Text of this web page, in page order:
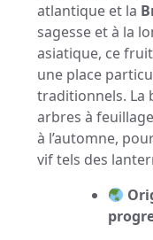
atlantique et la
sagesse et à la
asiatique, ce
une place
traditionnels. La
arbres à
à l’automne,
vif tels des